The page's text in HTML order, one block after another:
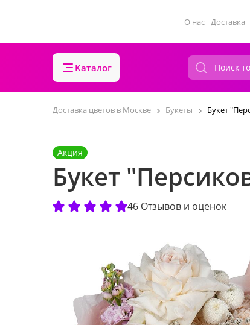
О нас Доставка
Каталог
Доставка цветов в Москве Букеты Букет
Акция
Букет
46 Отзывов и оценок